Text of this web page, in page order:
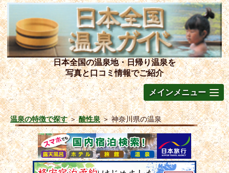
日本全国の温泉地・日帰り温泉を
写真と口コミ情報でご紹介
メインメニュー
温泉の特徴で探す＞酸性泉＞神奈川県の温泉